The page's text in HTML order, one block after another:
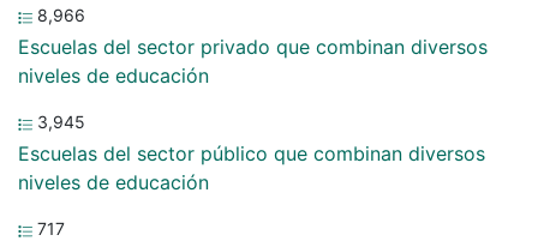
8,966
Escuelas del sector privado que combinan diversos
niveles de educación
3,945
Escuelas del sector público que combinan diversos
niveles de educación
717